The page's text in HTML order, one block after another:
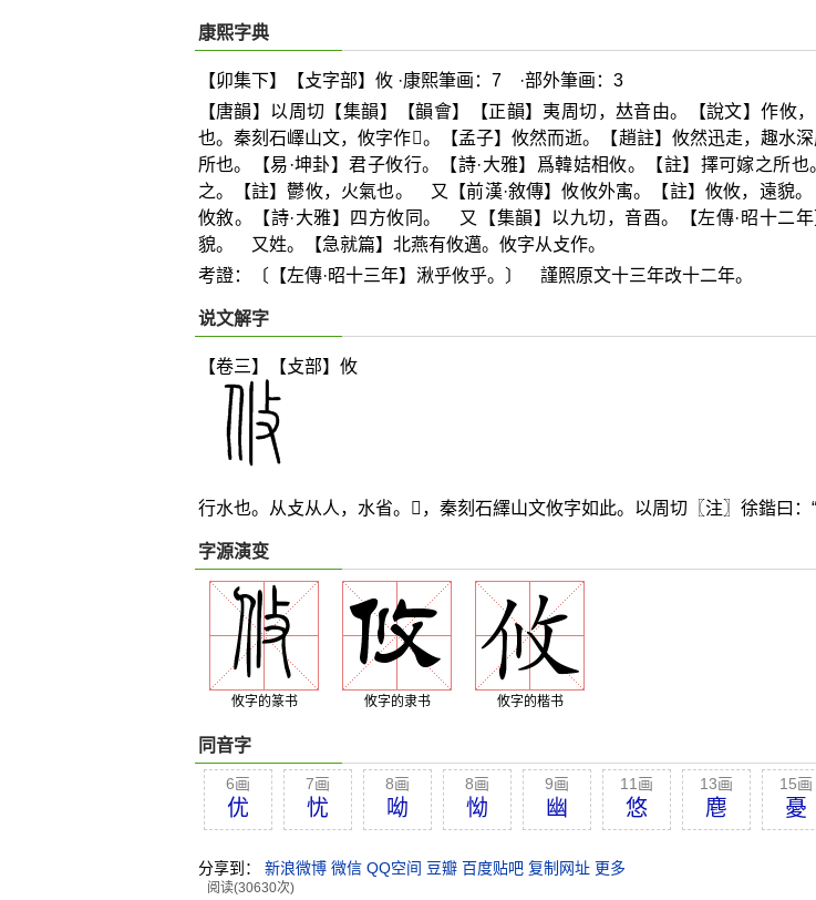
康熙字典
【卯集下】【攴字部】攸 ·康熙筆画：7 ·部外筆画：3
【唐韻】以周切【集韻】【韻會】【正韻】夷周切， 𠀤音由。【說文】作攸
也。秦刻石嶧山文，攸字作𣲏。【孟子】攸然而逝。【趙註】攸然迅走，趣水
所也。【易·坤卦】君子攸行。【詩·大雅】爲韓姞相攸。【註】擇可嫁之所
之。【註】鬱攸，火氣也。 又【前漢·敘傳】攸攸外㝢。【註】攸攸，遠貌
攸敘。【詩·大雅】四方攸同。 又【集韻】以九切，音酉。【左傳·昭十二
貌。 又姓。【急就篇】北燕有攸邁。攸字从攴作。
考證：〔【左傳·昭十三年】湫乎攸乎。〕 謹照原文十三年改十二年。
说文解字
【卷三】【攴部】 攸
行水也。从攴从人，水省。 𣲏 ，秦刻石繹山文攸字如此。以周切〖注〗徐鍇曰：
字源演变
攸字的篆书 攸字的隶书 攸字的楷书
同音字
6画
优
7画
忧
8画
呦
8画
怮
9画
幽
11画
悠
13画
麀
15画
憂
分享到： 新浪微博 微信 QQ空间 豆瓣 百度贴吧 复制网址 更多
阅读(30630次)